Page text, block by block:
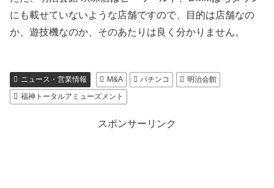
にも載せていないような店舗ですので、目的は店舗なの
か、遊技機なのか、そのあたりは良く分かりません。
ニュース・営業情報 M&A パチンコ
明治会館
福神トータルアミューズメント
スポンサーリンク